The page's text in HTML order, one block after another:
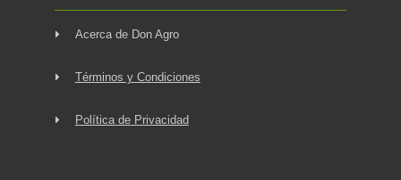
Acerca de Don Agro
Términos y Condiciones
Política de Privacidad